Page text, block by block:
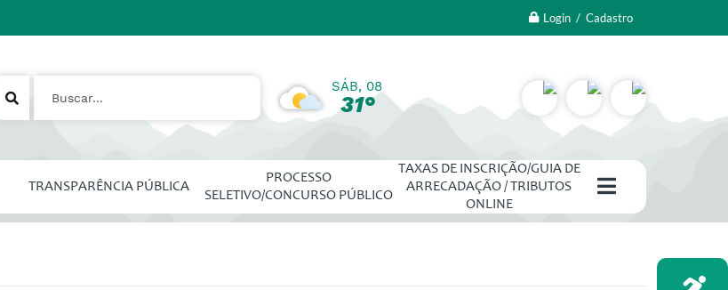
Login / Cadastro
SÁB, 08
31°
TRANSPARÊNCIA PÚBLICA
PROCESSO
SELETIVO/CONCURSO PÚBLICO
TAXAS DE INSCRIÇÃO/GUIA DE
ARRECADAÇÃO / TRIBUTOS
ONLINE